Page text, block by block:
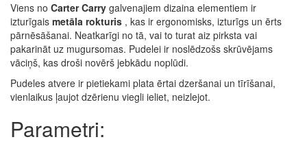
Viens no Carter Carry galvenajiem dizaina elementiem ir
izturīgais metāla rokturis , kas ir ergonomisks, izturīgs un ērts
pārnēsāšanai. Neatkarīgi no tā, vai to turat aiz pirksta vai
pakarināt uz mugursomas. Pudelei ir noslēdzošs skrūvējams
vāciņš, kas droši novērš jebkādu noplūdi.
Pudeles atvere ir pietiekami plata ērtai dzeršanai un tīrīšanai,
vienlaikus ļaujot dzērienu viegli ieliet, neizlejot.
Parametri: